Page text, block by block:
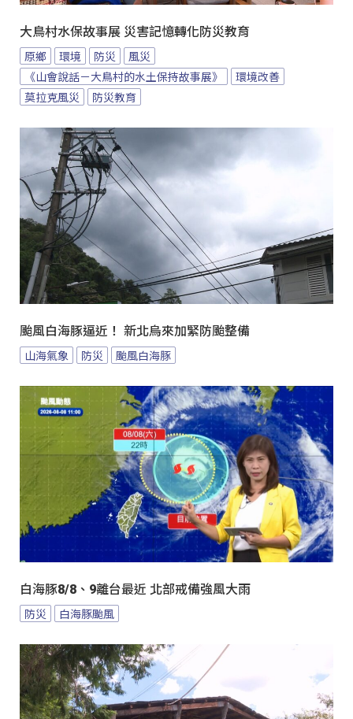
大鳥村水保故事展 災害記憶轉化防災教育
原鄉 環境 防災
風災
《山會說話－大鳥村的水土保持故事展》
環境改善
莫拉克風災
防災教育
颱風白海豚逼近！ 新北烏來加緊防颱整備
山海氣象 防災 颱風白海豚
白海豚8/8、9離台最近 北部戒備強風大雨
防災 白海豚颱風